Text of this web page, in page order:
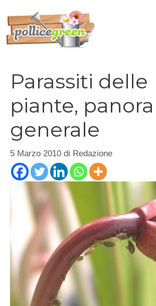
contenuto
Parassiti delle
piante,
generale
5 Marzo 2010 di Redazione